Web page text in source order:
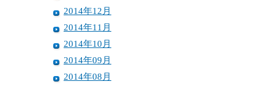
2014年12月
2014年11月
2014年10月
2014年09月
2014年08月